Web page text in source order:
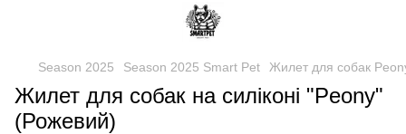
Season 2025 Season 2025 Smart Pet Жилет для собак
Жилет для собак на силіконі "Peony"
(Рожевий)